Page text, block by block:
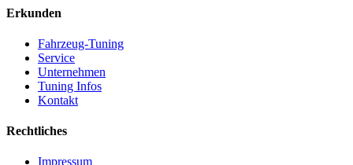
Erkunden
Fahrzeug-Tuning
Service
Unternehmen
Tuning Infos
Kontakt
Rechtliches
Impressum